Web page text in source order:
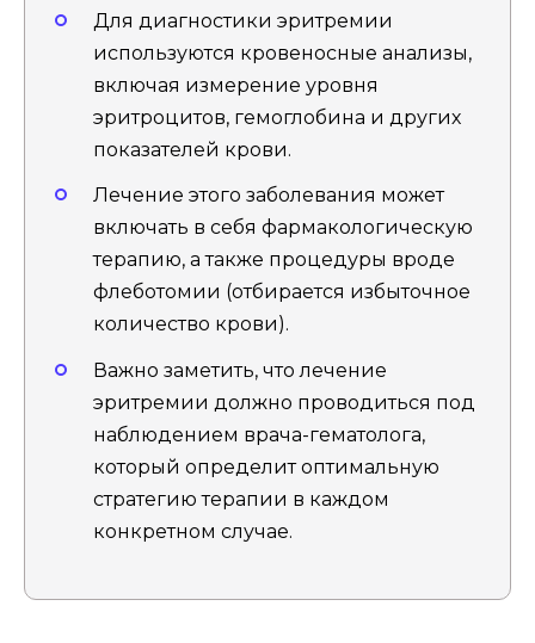
Для диагностики эритремии
используются кровеносные анализы,
включая измерение уровня
эритроцитов, гемоглобина и других
показателей крови.
Лечение этого заболевания может
включать в себя фармакологическую
терапию, а также процедуры вроде
флеботомии (отбирается избыточное
количество крови).
Важно заметить, что лечение
эритремии должно проводиться под
наблюдением врача-гематолога,
который определит оптимальную
стратегию терапии в каждом
конкретном случае.